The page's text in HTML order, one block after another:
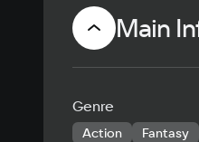
Main
Genre
Action Fantasy